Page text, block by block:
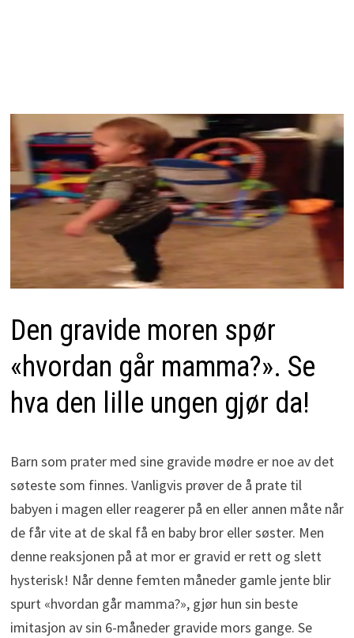
Den gravide moren spør
«hvordan går mamma?». Se
hva den lille ungen gjør da!
Barn som prater med sine gravide mødre er noe av det
søteste som finnes. Vanligvis prøver de å prate til
babyen i magen eller reagerer på en eller annen måte når
de får vite at de skal få en baby bror eller søster. Men
denne reaksjonen på at mor er gravid er rett og slett
hysterisk! Når denne femten måneder gamle jente blir
spurt «hvordan går mamma?», gjør hun sin beste
imitasjon av sin 6-måneder gravide mors gange. Se